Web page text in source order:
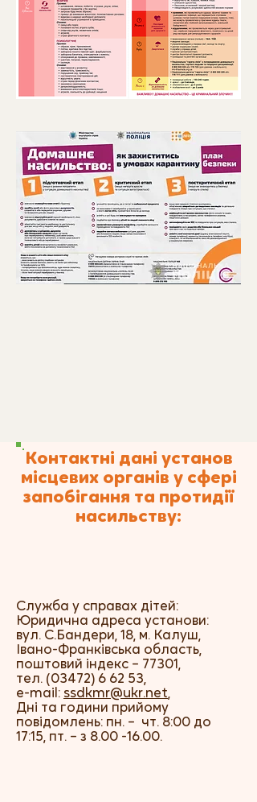
Контактні дані установ
місцевих органів у сфері
запобігання та протидії
насильству:
Служба у справах дітей:
Юридична адреса установи:
вул. С.Бандери, 18, м. Калуш,
Івано-Франківська область,
поштовий індекс – 77301,
тел. (03472) 6 62 53,
e-mail: ssdkmr@ukr.net,
Дні та години прийому
повідомлень: пн. – чт. 8:00 до
17:15, пт. – з 8.00 -16.00.